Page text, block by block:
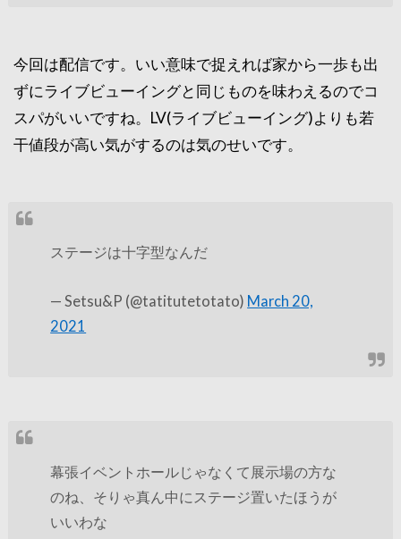
今回は配信です。いい意味で捉えれば家から一歩も出
ずにライブビューイングと同じものを味わえるのでコ
スパがいいですね。LV(ライブビューイング)よりも若
干値段が高い気がするのは気のせいです。
ステージは十字型なんだ
— Setsu&P (@tatitutetotato) March 20,
2021
幕張イベントホールじゃなくて展示場の方な
のね、そりゃ真ん中にステージ置いたほうが
いいわな